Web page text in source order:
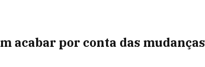
acabar por conta das mudanças